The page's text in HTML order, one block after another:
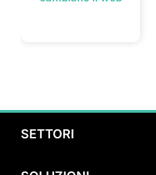
SETTORI